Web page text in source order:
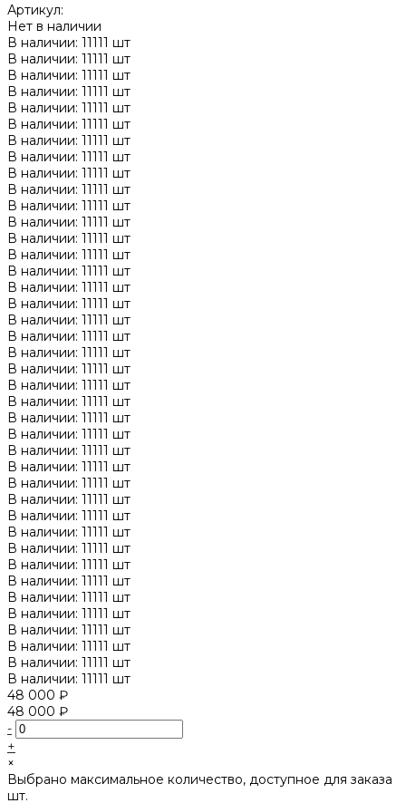
Артикул:
Нет в наличии
В наличии: 11111 шт
В наличии: 11111 шт
В наличии: 11111 шт
В наличии: 11111 шт
В наличии: 11111 шт
В наличии: 11111 шт
В наличии: 11111 шт
В наличии: 11111 шт
В наличии: 11111 шт
В наличии: 11111 шт
В наличии: 11111 шт
В наличии: 11111 шт
В наличии: 11111 шт
В наличии: 11111 шт
В наличии: 11111 шт
В наличии: 11111 шт
В наличии: 11111 шт
В наличии: 11111 шт
В наличии: 11111 шт
В наличии: 11111 шт
В наличии: 11111 шт
В наличии: 11111 шт
В наличии: 11111 шт
В наличии: 11111 шт
В наличии: 11111 шт
В наличии: 11111 шт
В наличии: 11111 шт
В наличии: 11111 шт
В наличии: 11111 шт
В наличии: 11111 шт
В наличии: 11111 шт
В наличии: 11111 шт
В наличии: 11111 шт
В наличии: 11111 шт
В наличии: 11111 шт
В наличии: 11111 шт
В наличии: 11111 шт
В наличии: 11111 шт
В наличии: 11111 шт
В наличии: 11111 шт
48 000 ₽
48 000 ₽
-
+
×
Выбрано максимальное количество, доступное для заказа
шт.